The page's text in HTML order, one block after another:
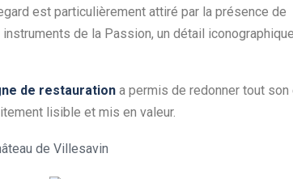
est particulièrement attiré par la présence de
de la Passion, un détail
de restauration a permis de redonner tout son
lisible et mis en valeur.